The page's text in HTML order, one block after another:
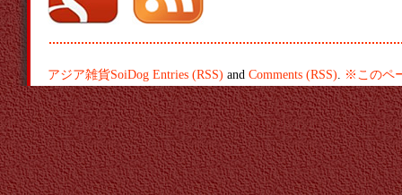
アジア雑貨SoiDog Entries (RSS) and Comments (RSS) ※このペ